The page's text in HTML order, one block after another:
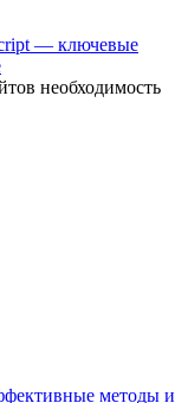
— ключевые
необходимость
методы и